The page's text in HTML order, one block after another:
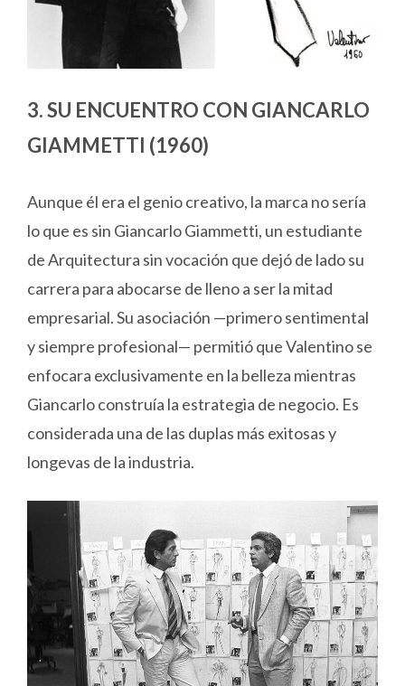
3. SU ENCUENTRO CON GIANCARLO
GIAMMETTI (1960)
Aunque él era el genio creativo, la marca no sería
lo que es sin Giancarlo Giammetti, un estudiante
de Arquitectura sin vocación que dejó de lado su
carrera para abocarse de lleno a ser la mitad
empresarial. Su asociación —primero sentimental
y siempre profesional— permitió que Valentino se
enfocara exclusivamente en la belleza mientras
Giancarlo construía la estrategia de negocio. Es
considerada una de las duplas más exitosas y
longevas de la industria.